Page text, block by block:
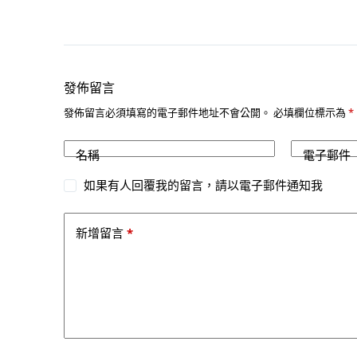
發佈留言
發佈留言必須填寫的電子郵件地址不會公開。 必填欄位標示為 *
名稱
電子郵件
如果有人回覆我的留言，請以電子郵件通知我
新增留言 *